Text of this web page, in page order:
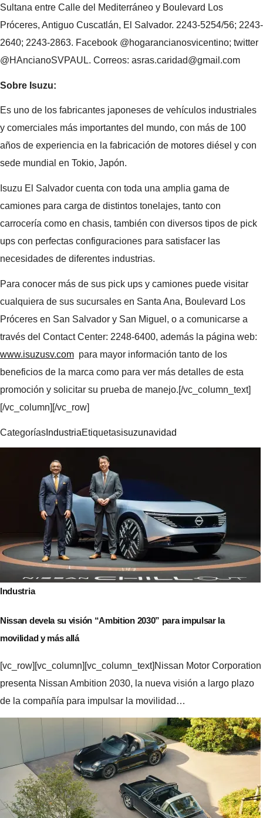
Sultana entre Calle del Mediterráneo y Boulevard Los
Próceres, Antiguo Cuscatlán, El Salvador. 2243-5254/56; 2243-
2640; 2243-2863. Facebook @hogarancianosvicentino; twitter
@HAncianoSVPAUL. Correos: asras.caridad@gmail.com
Sobre Isuzu:
Es uno de los fabricantes japoneses de vehículos industriales
y comerciales más importantes del mundo, con más de 100
años de experiencia en la fabricación de motores diésel y con
sede mundial en Tokio, Japón.
Isuzu El Salvador cuenta con toda una amplia gama de
camiones para carga de distintos tonelajes, tanto con
carrocería como en chasis, también con diversos tipos de pick
ups con perfectas configuraciones para satisfacer las
necesidades de diferentes industrias.
Para conocer más de sus pick ups y camiones puede visitar
cualquiera de sus sucursales en Santa Ana, Boulevard Los
Próceres en San Salvador y San Miguel, o a comunicarse a
través del Contact Center: 2248-6400, además la página web:
www.isuzusv.com para mayor información tanto de los
beneficios de la marca como para ver más detalles de esta
promoción y solicitar su prueba de manejo.[/vc_column_text]
[/vc_column][/vc_row]
Categorías IndustriaEtiquetasisuzunavidad
Navegación
entradas
Industria
Nissan devela su visión “Ambition 2030” para impulsar la
movilidad y más allá
[vc_row][vc_column][vc_column_text]Nissan Motor Corporation
presenta Nissan Ambition 2030, la nueva visión a largo plazo
de la compañía para impulsar la movilidad…